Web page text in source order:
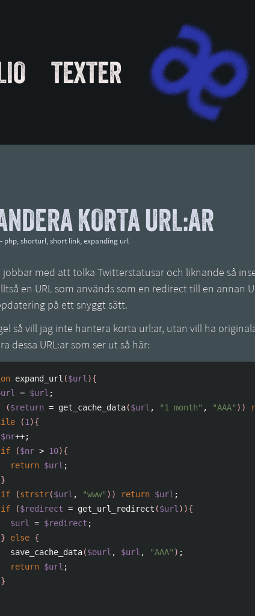
TEXTER
KORTA URL:AR
php, shorturl, short link, expanding url
jobbar med att tolka Twitterstatusar och liknande så
en URL som används som en redirect till en annan
på ett snyggt sätt.
så vill jag inte hantera korta url:ar, utan vill ha
dessa URL:ar som ser ut så här:
expand_url ($url ){
= $url ;
($return = get_cache_data($url , "1 month" , "AAA" ) )
(1 ){
$nr++;
if
($nr > 10){
return $url ;
}
if
(strstr($url , "www" ) ) return $url ;
if
($redirect = get_url_redirect ($url ) ){
$url
= $redirect ;
}
else {
save_cache_data
($ourl , $url , "AAA" ) ;
return $url ;
}